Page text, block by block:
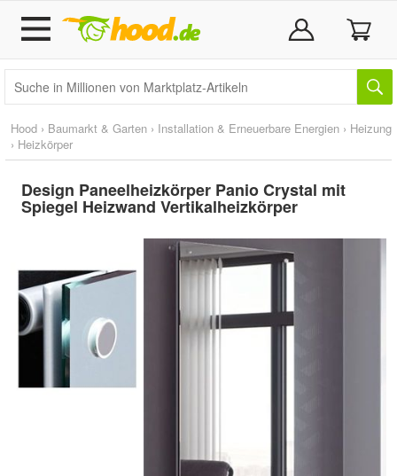
Hood › Baumarkt & Garten › Installation & Erneuerbare Energien › Heizung
› Heizkörper
Design Paneelheizkörper Panio Crystal mit
Spiegel Heizwand Vertikalheizkörper